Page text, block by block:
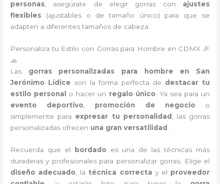
personas , asegúrate de elegir gorras con ajustes
flexibles (ajustables o de tamaño único) para que se
adapten a diferentes tamaños de cabeza.
Personaliza tu Estilo con Gorras para Hombre en CDMX 🎉
🧢
Las gorras personalizadas para hombre en San
Jerónimo Lídice son la forma perfecta de destacar tu
estilo personal
o hacer un regalo único . Ya sea para un
evento deportivo
promoción de negocio o
simplemente para expresar tu personalidad
, las gorras
personalizadas ofrecen una gran versatilidad
Recuerda que el bordado es una de las técnicas más
duraderas y profesionales para personalizar gorras. Elige el
diseño adecuado , la técnica correcta y el proveedor